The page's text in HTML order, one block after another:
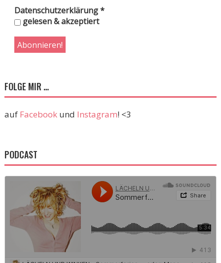
Datenschutzerklärung*
gelesen & akzeptiert
FOLGE MIR …
auf Facebookund Instagram! <3
PODCAST